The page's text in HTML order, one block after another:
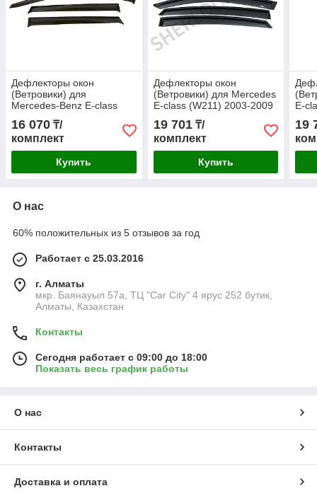
Дефлекторы окон
(Ветровики) для
Mercedes-Benz E-class
(W211) 2003-2009 седан
16 070 ₸/
комплект
Купить
Дефлекторы окон
(Ветровики) для Mercedes
E-class (W211) 2003-2009
19 701₸/
комплект
Купить
E-
19
О нас
60% положительных из 5 отзывов за год
Работает с 25.03.2016
г. Алматы
мкр. Баянауыл 57а, ТЦ "Car Сity" 4 ярус 252 бутик,
Алматы, Казахстан
Контакты
Сегодня работает с 09:00 до 18:00
Показать весь график работы
О нас
Контакты
Доставка и оплата